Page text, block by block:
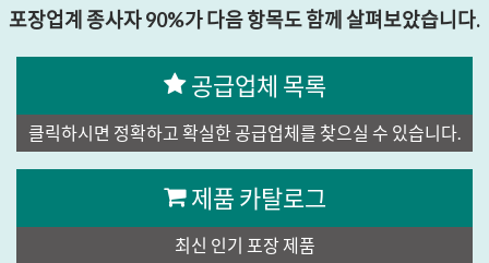
포장업계 종사자 90%가 다음 항목도 함께 살펴보았습니다.
공급업체 목록
클릭하시면 정확하고 확실한 공급업체를 찾으실 수 있습니다.
제품 카탈로그
최신 인기 포장 제품